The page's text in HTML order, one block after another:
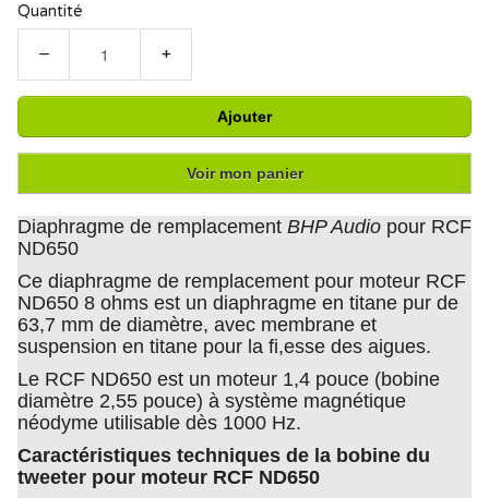
Quantité
− +
Ajouter
Voir mon panier
Diaphragme de remplacement BHP Audio pour RCF
ND650
Ce diaphragme de remplacement pour moteur RCF
ND650 8 ohms est un diaphragme en titane pur de
63,7 mm de diamètre, avec membrane et
suspension en titane pour la fi,esse des aigues.
Le RCF ND650 est un moteur 1,4 pouce (bobine
diamètre 2,55 pouce) à système magnétique
néodyme utilisable dès 1000 Hz.
Caractéristiques techniques de la bobine du
tweeter pour moteur RCF ND650